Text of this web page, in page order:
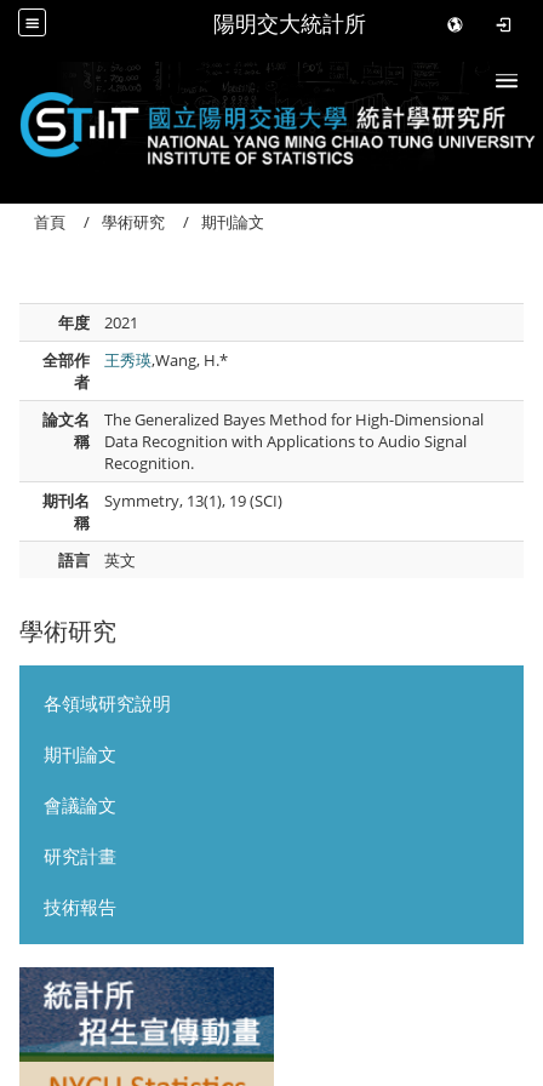
陽明交大統計所
學術研究
各領域研究說明
期刊論文
會議論文
研究計畫
技術報告
首頁 學術研究 期刊論文
年度
2021
全部作
者
王秀瑛,Wang, H.*
論文名
稱
The Generalized Bayes Method for High-Dimensional
Data Recognition with Applications to Audio Signal
Recognition.
期刊名
稱
Symmetry, 13(1), 19 (SCI)
語言 英文